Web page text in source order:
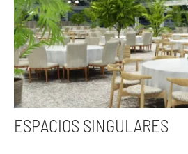
ESPACIOS SINGULARES